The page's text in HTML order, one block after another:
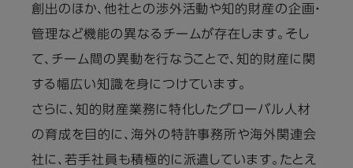
創出のほか、他社との渉外活動や知的財産の企画・
管理など機能の異なるチームが存在します。そし
て、チーム間の異動を行なうことで、知的財産に関
する幅広い知識を身につけています。
さらに、知的財産業務に特化したグローバル人材
の育成を目的に、海外の特許事務所や海外関連会
社に、若手社員も積極的に派遣しています。たとえ